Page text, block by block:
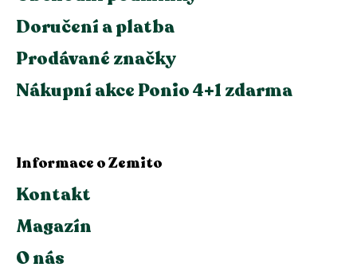
Doručení a platba
Prodávané značky
Nákupní akce Ponio 4+1 zdarma
Informace o Zemito
Kontakt
Magazín
O nás